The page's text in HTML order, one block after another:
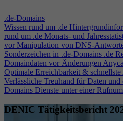
.de-Domains
Wissen rund um .de
rund um .de Monats- und
vor Manipulation von DNS-
Sonderzeichen in .de-Domains .de
Domaindaten vor Änderungen
Optimale Erreichbarkeit &
Verlässliche Treuhand für Daten und
Domains Dienste unter einer
DENIC Tätigkeitsbericht